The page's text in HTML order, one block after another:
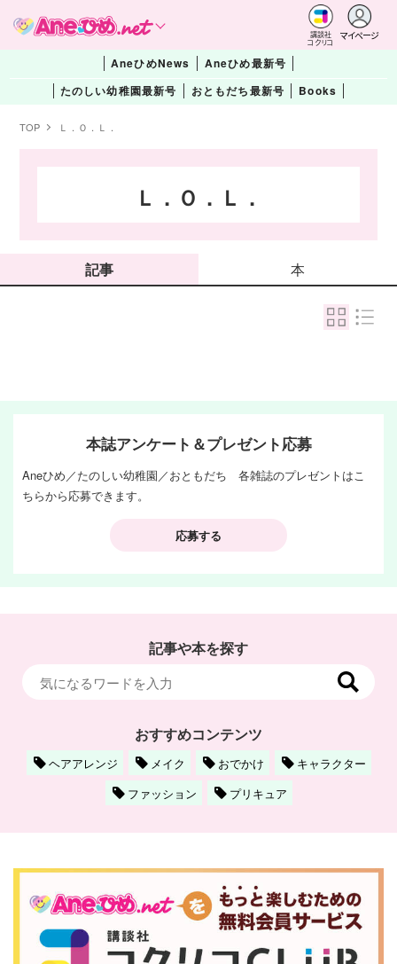
講談社
コクリコ
マイページ
AneひめNews
Aneひめ最新号
たのしい幼稚園最新号
おともだち最新号 Books
TOP Ｌ．Ｏ．Ｌ．
Ｌ．Ｏ．Ｌ．
記事 本
本誌アンケート＆プレゼント応募
Aneひめ／たのしい幼稚園／おともだち 各雑誌のプレゼントはこ
ちらから応募できます。
応募する
記事や本を探す
おすすめコンテンツ
ヘアアレンジ メイク おでかけ
キャラクター
ファッション
プリキュア